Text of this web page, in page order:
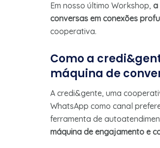
Em nosso último Workshop, a
conversas em conexões
cooperativa.
Como a
máquina de
A credi&gente, uma
WhatsApp como canal
ferramenta de
máquina de engajamento e